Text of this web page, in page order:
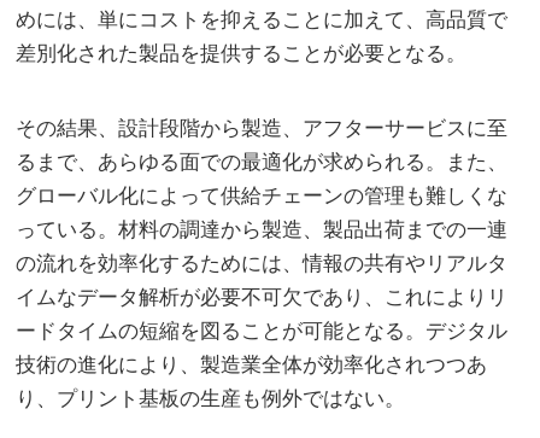
めには、単にコストを抑えることに加えて、高品質で
差別化された製品を提供することが必要となる。
その結果、設計段階から製造、アフターサービスに至
るまで、あらゆる面での最適化が求められる。また、
グローバル化によって供給チェーンの管理も難しくな
っている。材料の調達から製造、製品出荷までの一連
の流れを効率化するためには、情報の共有やリアルタ
イムなデータ解析が必要不可欠であり、これによりリ
ードタイムの短縮を図ることが可能となる。デジタル
技術の進化により、製造業全体が効率化されつつあ
り、プリント基板の生産も例外ではない。